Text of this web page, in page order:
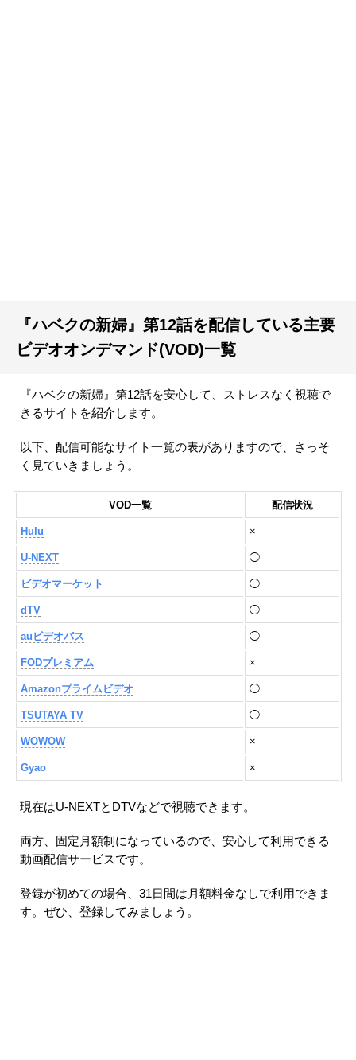
『ハベクの新婦』第12話を配信している主要
ビデオオンデマンド(VOD)一覧
『ハベクの新婦』第12話を安心して、ストレスなく視聴で
きるサイトを紹介します。
以下、配信可能なサイト一覧の表がありますので、さっそ
く見ていきましょう。
VOD一覧 配信状況
Hulu ×
U-NEXT ◯
ビデオマーケット ◯
dTV ◯
auビデオパス ◯
FODプレミアム ×
Amazonプライムビデオ ◯
TSUTAYA TV ◯
WOWOW ×
Gyao ×
現在はU-NEXTとDTVなどで視聴できます。
両方、固定月額制になっているので、安心して利用できる
動画配信サービスです。
登録が初めての場合、31日間は月額料金なしで利用できま
す。ぜひ、登録してみましょう。